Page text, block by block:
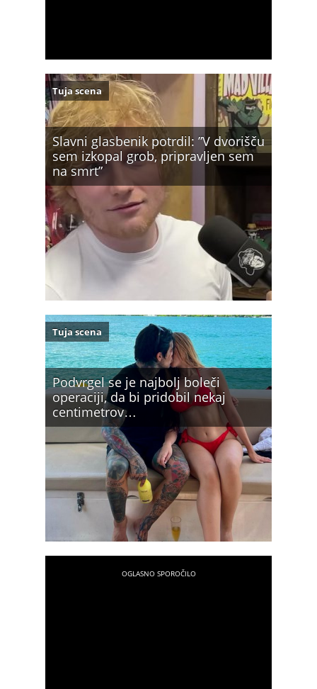
Slavni glasbenik potrdil: ”V dvorišču
sem izkopal grob, pripravljen sem
na smrt”
Tuja scena
Podvrgel se je najbolj boleči
operaciji, da bi pridobil nekaj
centimetrov…
Tuja scena